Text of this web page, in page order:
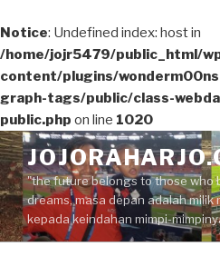
Notice: Undefined index: host in
/home/jojr5479/public_html/
content/plugins/
graph-tags/public/class-
public.php on line 1020
Skip
to
content"the future belongs to those who
dreams, masa depan adalah
kepada keindahan mimpi-